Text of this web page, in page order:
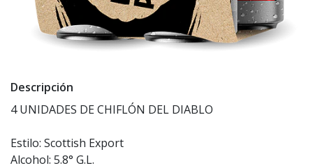
Descripción
4 UNIDADES DE CHIFLÓN DEL DIABLO
Estilo: Scottish Export
Alcohol: 5.8° G.L.